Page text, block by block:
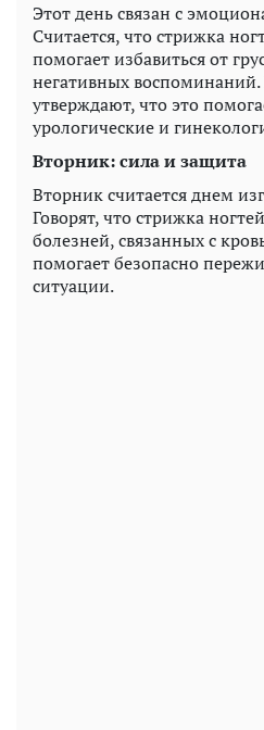
Этот день связан с
Считается, что стрижка
помогает избавиться от
негативных
утверждают, что это
урологические и
Вторник: сила и защита
Вторник считается днем
Говорят, что стрижка
болезней, связанных с
помогает безопасно
ситуации.